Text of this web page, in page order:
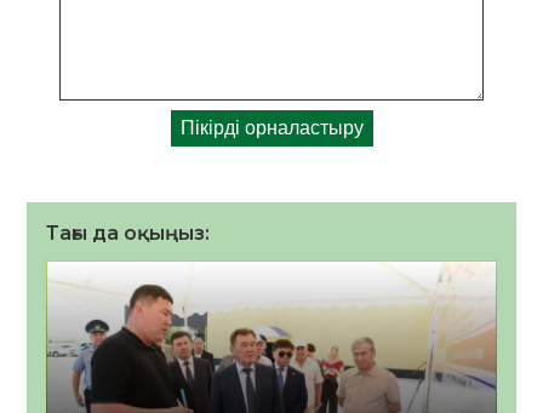
Тағы да оқыңыз: